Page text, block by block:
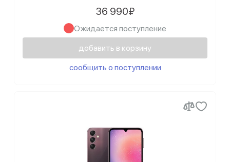
36 990₽
Ожидается поступление
добавить в корзину
сообщить о поступлении